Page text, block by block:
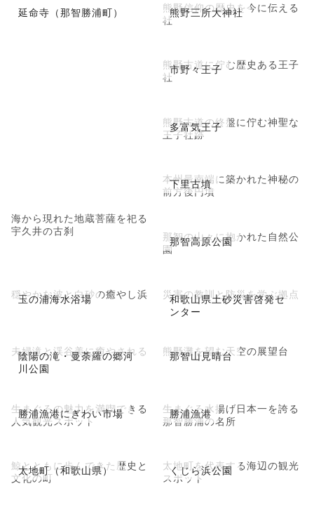
延命寺（那智勝浦町）
海から現れた地蔵菩薩を祀る
宇久井の古刹
熊野三所大神社
熊野信仰の歴史を今に伝える
社
市野々王子
熊野古道に佇む歴史ある王子
社
多富気王子
熊野古道の終盤に佇む神聖な
王子社跡
下里古墳
本州最南端に築かれた神秘の
前方後円墳
那智高原公園
那智の山々に抱かれた自然公
園
玉の浦海水浴場
穏やかな波と白砂の癒やし浜
和歌山県土砂災害啓発セ
ンター
災害の教訓と防災を学ぶ拠点
陰陽の滝・曼荼羅の郷河
川公園
夫婦滝と渓谷美に癒やされる 那智山見晴台
熊野灘を望む天空の展望台
勝浦漁港にぎわい市場
生まぐろの魅力を満喫できる
人気観光スポット
勝浦漁港
生まぐろ水揚げ日本一を誇る
那智勝浦の名所
太地町（和歌山県）
鯨とともに歩んできた歴史と
文化の町
くじら浜公園
太地町を代表する海辺の観光
スポット